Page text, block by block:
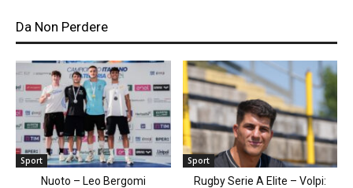
Da Non Perdere
Sport
Nuoto – Leo Bergomi
Sport
Rugby Serie A Elite – Volpi: